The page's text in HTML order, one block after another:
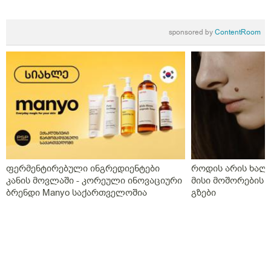
sponsored byContentRoom
ფერმენტირებული ინგრედიენტები
კანის მოვლაში - კორეული ინოვაციური
ბრენდი Manyo საქართველოშია
როდის არის
მისი მოშორების
გზები